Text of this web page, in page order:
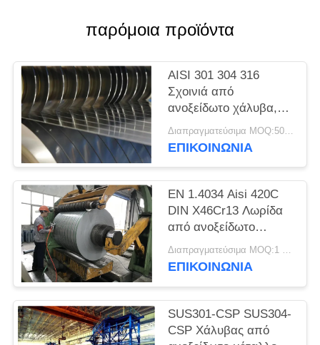
PRIVACY
POLICY
παρόμοια προϊόντα
AISI 301 304 316
Σχοινιά από
ανοξείδωτο χάλυβα,
λωρίδες ακριβείας,
φύλλα, πλάκες
Διαπραγματεύσιμα MOQ:500 κλ
ΕΠΙΚΟΙΝΩΝΊΑ
EN 1.4034 Aisi 420C
DIN X46Cr13 Λωρίδα
από ανοξείδωτο
χάλυβα ψυχρής
έλασης σε πηνίο
Διαπραγματεύσιμα MOQ:1 τόνος
ΕΠΙΚΟΙΝΩΝΊΑ
SUS301-CSP SUS304-
CSP Χάλυβας από